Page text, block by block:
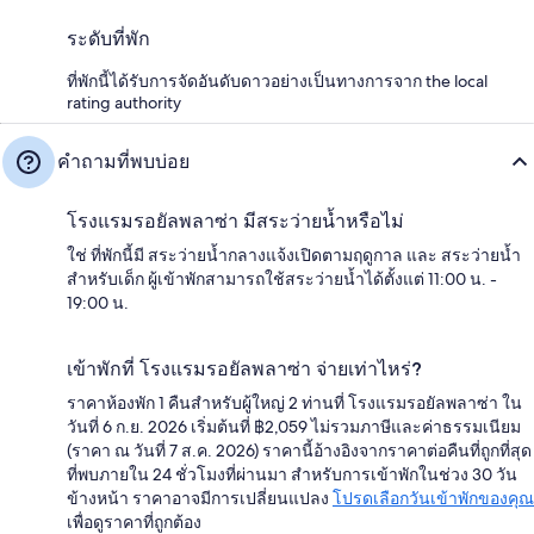
ระดับที่พัก
ที่พักนี้ได้รับการจัดอันดับดาวอย่างเป็นทางการจาก the local
rating authority
คำถามที่พบบ่อย
โรงแรมรอยัลพลาซ่า มีสระว่ายน้ำหรือไม่
ใช่ ที่พักนี้มี สระว่ายน้ำกลางแจ้งเปิดตามฤดูกาล และ สระว่ายน้ำ
สำหรับเด็ก ผู้เข้าพักสามารถใช้สระว่ายน้ำได้ตั้งแต่ 11:00 น. -
19:00 น.
เข้าพักที่ โรงแรมรอยัลพลาซ่า จ่ายเท่าไหร่?
ราคาห้องพัก 1 คืนสำหรับผู้ใหญ่ 2 ท่านที่ โรงแรมรอยัลพลาซ่า ใน
วันที่ 6 ก.ย. 2026 เริ่มต้นที่ ฿2,059 ไม่รวมภาษีและค่าธรรมเนียม
(ราคา ณ วันที่ 7 ส.ค. 2026) ราคานี้อ้างอิงจากราคาต่อคืนที่ถูกที่สุด
ที่พบภายใน 24 ชั่วโมงที่ผ่านมา สำหรับการเข้าพักในช่วง 30 วัน
ข้างหน้า ราคาอาจมีการเปลี่ยนแปลง โปรดเลือกวันเข้าพักของคุณ
เพื่อดูราคาที่ถูกต้อง